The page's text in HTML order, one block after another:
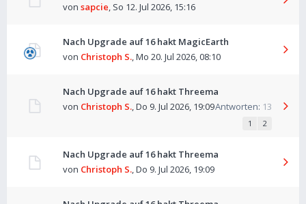
von sapcie, So 12. Jul 2026, 15:16
Nach Upgrade auf 16 hakt MagicEarth
von Christoph S.,Mo 20. Jul 2026, 08:10
Nach Upgrade auf 16 hakt Threema
Antworten: 13
von Christoph S.,Do 9. Jul 2026, 19:09
1 2
Nach Upgrade auf 16 hakt Threema
von Christoph S.,Do 9. Jul 2026, 19:09